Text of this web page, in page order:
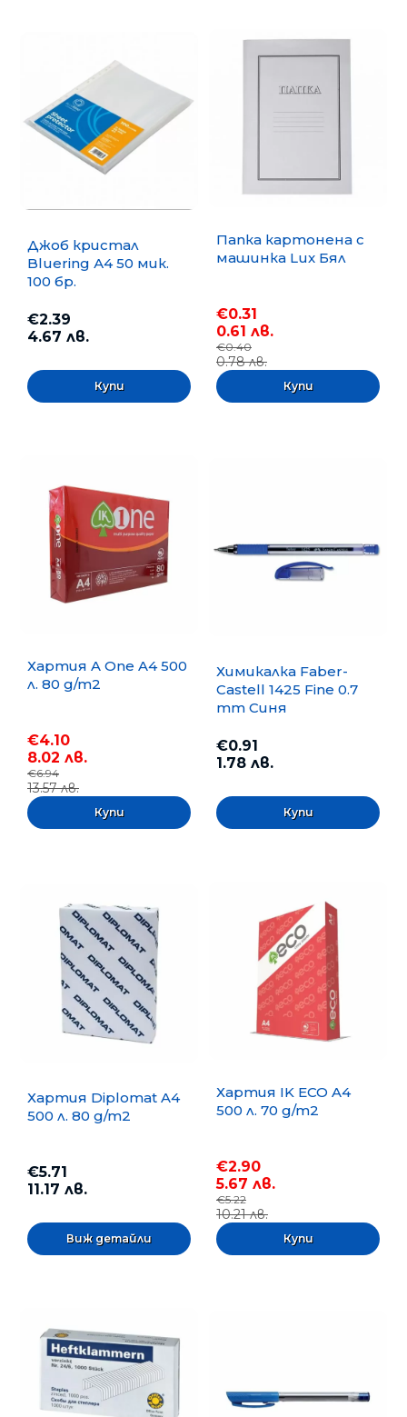
Джоб кристал
Bluering А4 50 мик.
100 бр.
€2.39
4.67 лв.
Папка картонена с
машинка Lux Бял
€0.31
0.61 лв.
€0.40
0.78 лв.
Хартия A One A4 500
л. 80 g/m2
€4.10
8.02 лв.
€6.94
13.57 лв.
Химикалка Faber-
Castell 1425 Fine 0.7
mm Синя
€0.91
1.78 лв.
Хартия Diplomat A4
500 л. 80 g/m2
€5.71
11.17 лв.
Виж детайли
Хартия IK ECO A4
500 л. 70 g/m2
€2.90
5.67 лв.
€5.22
10.21 лв.